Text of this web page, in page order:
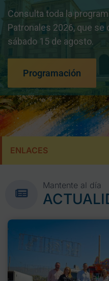
Consulta toda la
Patronales 2026, que se
sábado 15 de agosto.
Programación
ENLACES
Mantente al día